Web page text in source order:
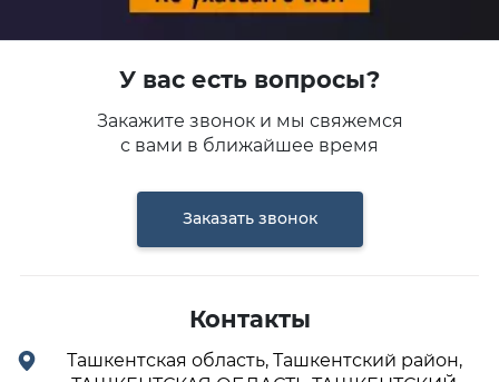
У вас есть вопросы?
Закажите звонок и мы свяжемся
с вами в ближайшее время
Заказать звонок
Контакты
Ташкентская область, Ташкентский район,